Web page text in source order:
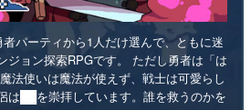
者パーティから1人だけ選んで、ともに迷
ジョン探索RPGです。 ただし勇者は「は
法使いは魔法が使えず、戦士は可愛らし
は██を崇拝しています。誰を救うのかを